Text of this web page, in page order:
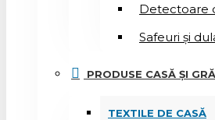
Detectoare
Safeuri și
PRODUSE CASĂ ȘI
TEXTILE DE CASĂ